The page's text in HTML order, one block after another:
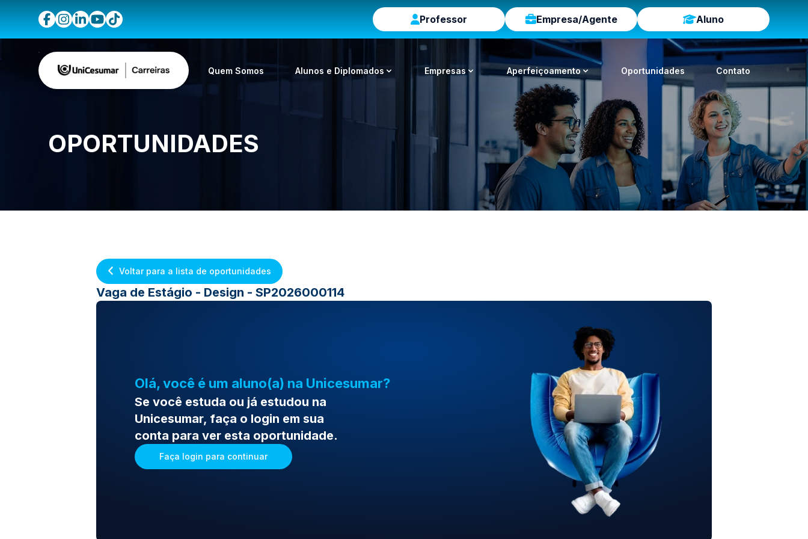
Professor Empresa/Agente Aluno
Quem Somos Alunos e Diplomados Empresas Aperfeiçoamento Oportunidades Contato
OPORTUNIDADES
Voltar para a lista de oportunidades
Vaga de Estágio - Design - SP2026000114
Olá, você é um aluno(a) na Unicesumar?
Se você estuda ou já estudou na
Unicesumar, faça o login em sua
conta para ver esta oportunidade.
Faça login para continuar